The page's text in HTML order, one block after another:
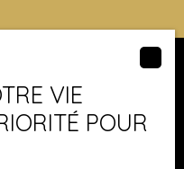
atmosphère
Le cœur de la maison
Un espace lumineux
moments en famille,
profiter du
la cuisine ouverte,
VIE
POUR